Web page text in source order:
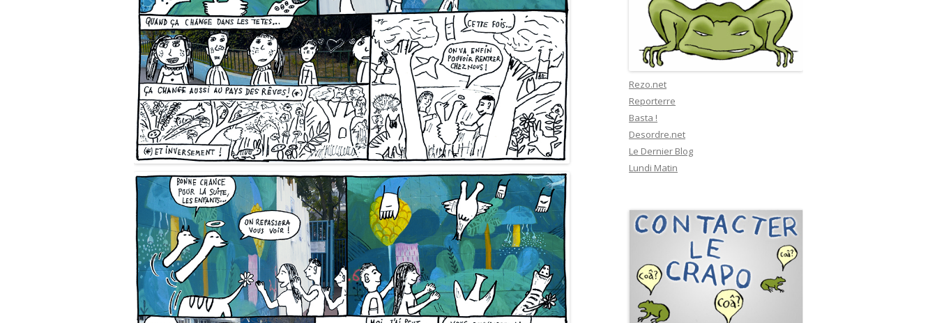
Rezo.net
Reporterre
Basta !
Desordre.net
Le Dernier Blog
Lundi Matin